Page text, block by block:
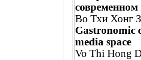
современном
Во Тхи Хонг
Gastronomic
media space
Vo Thi Hong